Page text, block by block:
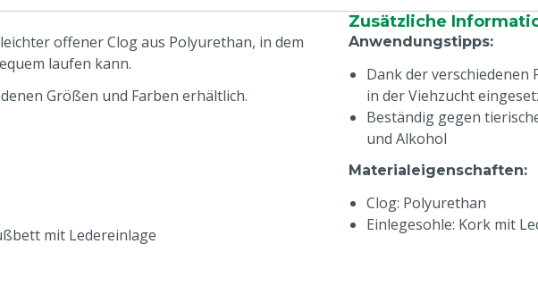
offener Clog aus Polyurethan, in dem
laufen kann.
Größen und Farben erhältlich.
mit Ledereinlage
Zusätzliche
Anwendungstipps:
Dank der verschiedenen
in der Viehzucht
Beständig gegen
und Alkohol
Materialeigenschaften:
Clog: Polyurethan
Einlegesohle: Kork mit